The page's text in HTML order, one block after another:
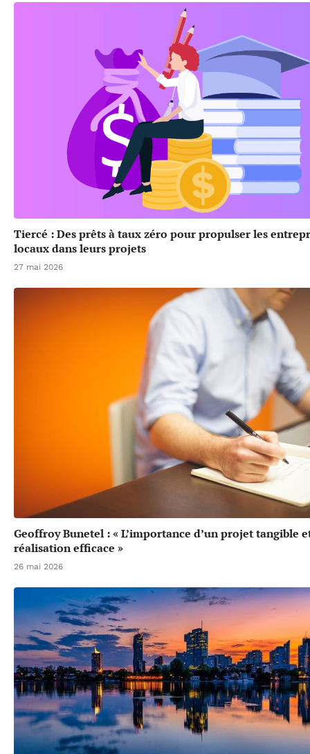
Tiercé : Des prêts à taux zéro pour propulser les
locaux dans leurs projets
27 mai 2026
Geoffroy Bunetel : « L’importance d’un projet tangible
réalisation efficace »
26 mai 2026